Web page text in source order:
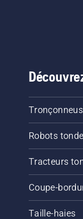
Robots
Tracteurs
Coupe-
Taille-haies